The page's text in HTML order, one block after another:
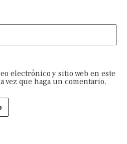
electrónico y sitio web en este
vez que haga un comentario.